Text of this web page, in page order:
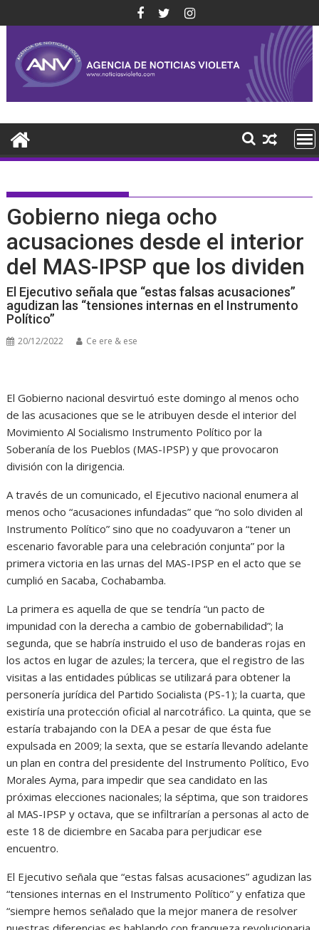
al
contenido
Gobierno niega ocho
acusaciones desde el interior
del MAS-IPSP que los dividen
El Ejecutivo señala que “estas falsas acusaciones”
agudizan las “tensiones internas en el Instrumento
Político”
20/12/2022 Ce ere & ese
El Gobierno nacional desvirtuó este domingo al menos ocho
de las acusaciones que se le atribuyen desde el interior del
Movimiento Al Socialismo Instrumento Político por la
Soberanía de los Pueblos (MAS-IPSP) y que provocaron
división con la dirigencia.
A través de un comunicado, el Ejecutivo nacional enumera al
menos ocho “acusaciones infundadas” que “no solo dividen al
Instrumento Político” sino que no coadyuvaron a “tener un
escenario favorable para una celebración conjunta” por la
primera victoria en las urnas del MAS-IPSP en el acto que se
cumplió en Sacaba, Cochabamba.
La primera es aquella de que se tendría “un pacto de
impunidad con la derecha a cambio de gobernabilidad”; la
segunda, que se habría instruido el uso de banderas rojas en
los actos en lugar de azules; la tercera, que el registro de las
visitas a las entidades públicas se utilizará para obtener la
personería jurídica del Partido Socialista (PS-1); la cuarta, que
existiría una protección oficial al narcotráfico. La quinta, que se
estaría trabajando con la DEA a pesar de que ésta fue
expulsada en 2009; la sexta, que se estaría llevando adelante
un plan en contra del presidente del Instrumento Político, Evo
Morales Ayma, para impedir que sea candidato en las
próximas elecciones nacionales; la séptima, que son traidores
al MAS-IPSP y octava, que se infiltrarían a personas al acto de
este 18 de diciembre en Sacaba para perjudicar ese
encuentro.
El Ejecutivo señala que “estas falsas acusaciones” agudizan las
“tensiones internas en el Instrumento Político” y enfatiza que
“siempre hemos señalado que la mejor manera de resolver